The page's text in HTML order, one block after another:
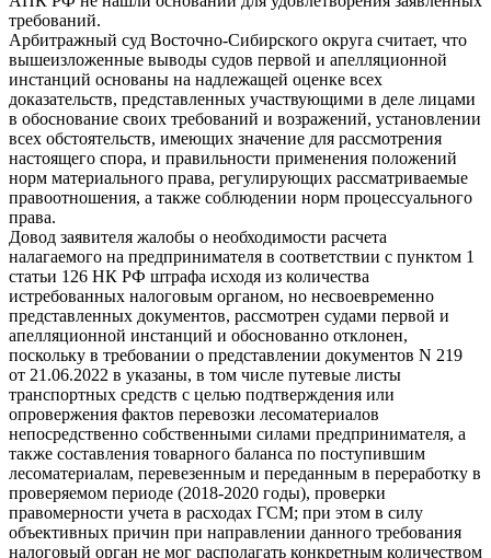
требований.
Арбитражный суд Восточно-Сибирского округа считает, что
вышеизложенные выводы судов первой и апелляционной
инстанций основаны на надлежащей оценке всех
доказательств, представленных участвующими в деле лицами
в обоснование своих требований и возражений, установлении
всех обстоятельств, имеющих значение для рассмотрения
настоящего спора, и правильности применения положений
норм материального права, регулирующих рассматриваемые
правоотношения, а также соблюдении норм процессуального
права.
Довод заявителя жалобы о необходимости расчета
налагаемого на предпринимателя в соответствии с пунктом 1
статьи 126 НК РФ штрафа исходя из количества
истребованных налоговым органом, но несвоевременно
представленных документов, рассмотрен судами первой и
апелляционной инстанций и обоснованно отклонен,
поскольку в требовании о представлении документов N 219
от 21.06.2022 в указаны, в том числе путевые листы
транспортных средств с целью подтверждения или
опровержения фактов перевозки лесоматериалов
непосредственно собственными силами предпринимателя, а
также составления товарного баланса по поступившим
лесоматериалам, перевезенным и переданным в переработку в
проверяемом периоде (2018-2020 годы), проверки
правомерности учета в расходах ГСМ; при этом в силу
объективных причин при направлении данного требования
налоговый орган не мог располагать конкретным количеством